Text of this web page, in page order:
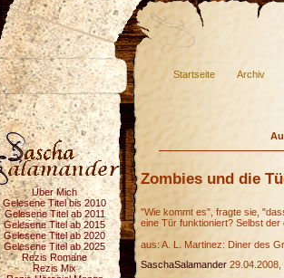
Startseite Archiv
Über Mich
Gelesene Titel bis 2010
Gelesene Titel ab 2011
Gelesene Titel ab 2015
Gelesene Titel ab 2020
Gelesene Titel ab 2025
Rezis Romane
Rezis Mix
Zombies und die
"Wie kommt es", fragte sie,
eine Tür funktioniert? Selbst
aus: A. L. Martinez: Diner des
SaschaSalamander 29.04.2008,